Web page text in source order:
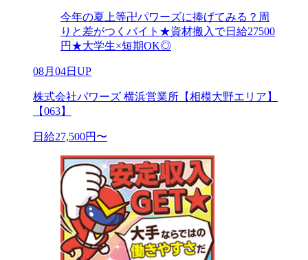
今年の夏上等卍パワーズに捧げてみる？周
りと差がつくバイト★資材搬入で日給27500
円★大学生×短期OK◎
08月04日UP
株式会社パワーズ 横浜営業所【相模大野エリア】
【063】
日給27,500円〜